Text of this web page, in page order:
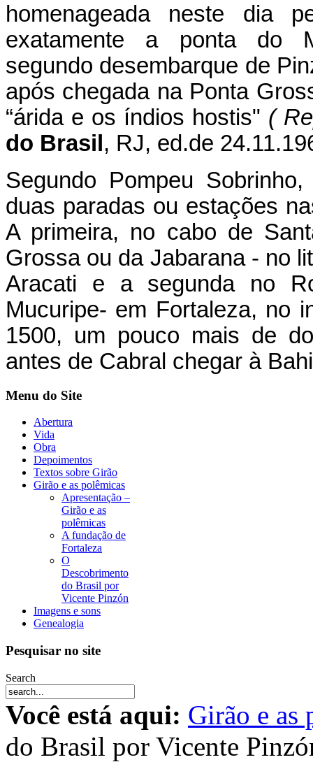
homenageada neste dia
exatamente a ponta do
segundo desembarque de
após chegada na Ponta
“árida e os índios hostis" (
do Brasil , RJ, ed.de
Segundo Pompeu
duas paradas ou estações
A primeira, no cabo de
Grossa ou da Jabarana - no
Aracati e a segunda no
Mucuripe- em Fortaleza, no
1500, um pouco mais de
antes de Cabral chegar à
Menu do Site
Abertura
Vida
Obra
Depoimentos
Textos sobre Girão
Girão e as polêmicas
Apresentação –
Girão e as
polêmicas
A fundação de
Fortaleza
O
Descobrimento
do Brasil por
Vicente Pinzón
Imagens e sons
Genealogia
Pesquisar no site
Search
Você está aqui: Girão e as
do Brasil por Vicente